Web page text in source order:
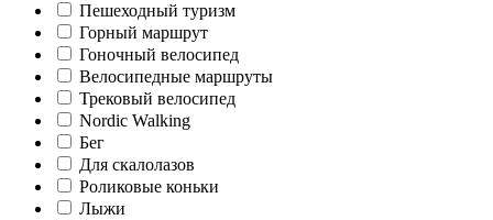
Пешеходный туризм
Горный маршрут
Гоночный велосипед
Велосипедные маршруты
Трековый велосипед
Nordic Walking
Бег
Для скалолазов
Роликовые коньки
Лыжи